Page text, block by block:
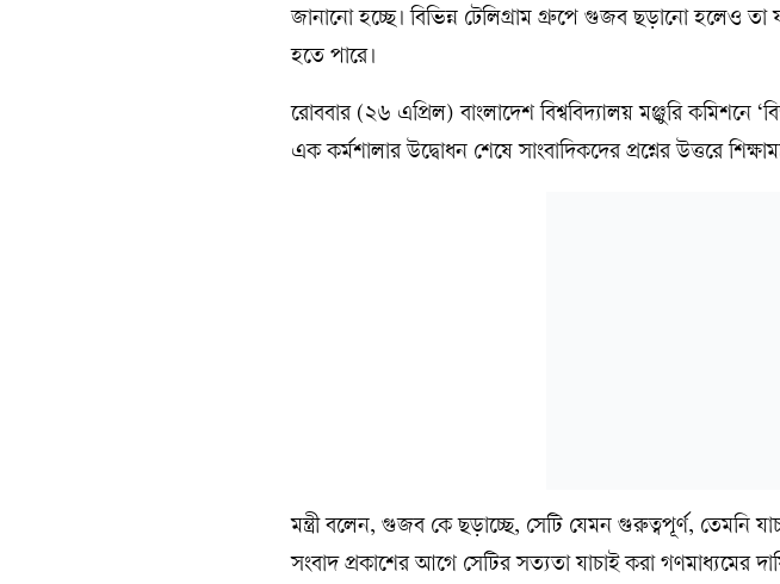
জানানো হচ্ছে। বিভিন্ন টেলিগ্রাম গ্রুপে গুজব ছড়ানো হলেও তা
হতে পারে।
‎রোববার (২৬ এপ্রিল) বাংলাদেশ বিশ্ববিদ্যালয় মঞ্জুরি কমিশনে
এক কর্মশালার উদ্বোধন শেষে সাংবাদিকদের প্রশ্নের উত্তরে
‎মন্ত্রী বলেন, গুজব কে ছড়াচ্ছে, সেটি যেমন গুরুত্বপূর্ণ, তেমনি
সংবাদ প্রকাশের আগে সেটির সত্যতা যাচাই করা গণমাধ্যমের